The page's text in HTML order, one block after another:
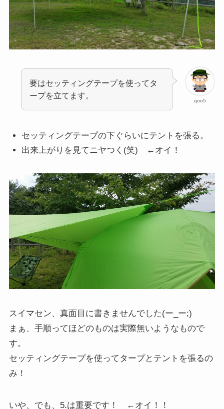
qoo5
要はセッティングテープを使ってタ
ープを立てます。
セッティングテープの下ぐらいにテントを張る。
出来上がりを見てニヤつく(笑) ←オイ！
スイマセン、真面目に書きませんでした(ー_ー;)
まぁ、手順ってほどのものは実際無いようなもので
す。
セッティングテープを使ってタープとテントを張るの
み！
いや、でも、5.は重要です！ ←オイ！！